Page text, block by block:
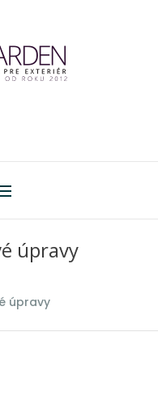
úpravy
úpravy